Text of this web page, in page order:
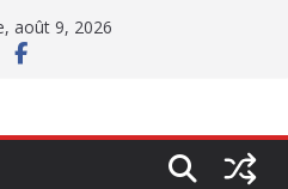
août 9, 2026